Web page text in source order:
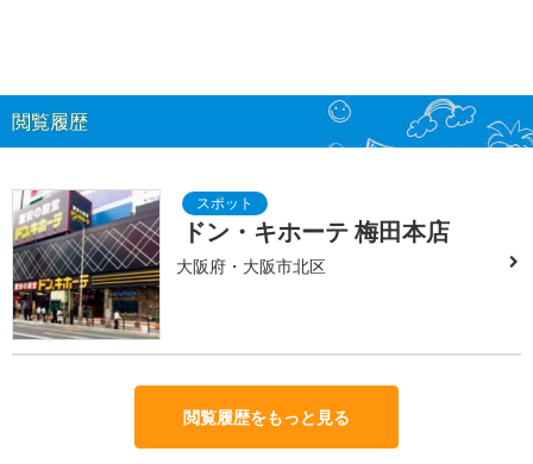
閲覧履歴
ドン・キホーテ 梅田本店
大阪府・大阪市北区
閲覧履歴をもっと見る